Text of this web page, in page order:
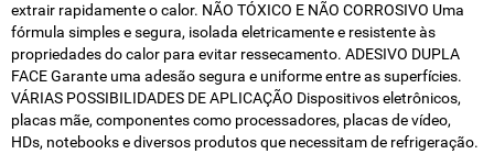
extrair rapidamente o calor. NÃO TÓXICO E NÃO CORROSIVO Uma
fórmula simples e segura, isolada eletricamente e resistente às
propriedades do calor para evitar ressecamento. ADESIVO DUPLA
FACE Garante uma adesão segura e uniforme entre as superfícies.
VÁRIAS POSSIBILIDADES DE APLICAÇÃO Dispositivos eletrônicos,
placas mãe, componentes como processadores, placas de vídeo,
HDs, notebooks e diversos produtos que necessitam de refrigeração.